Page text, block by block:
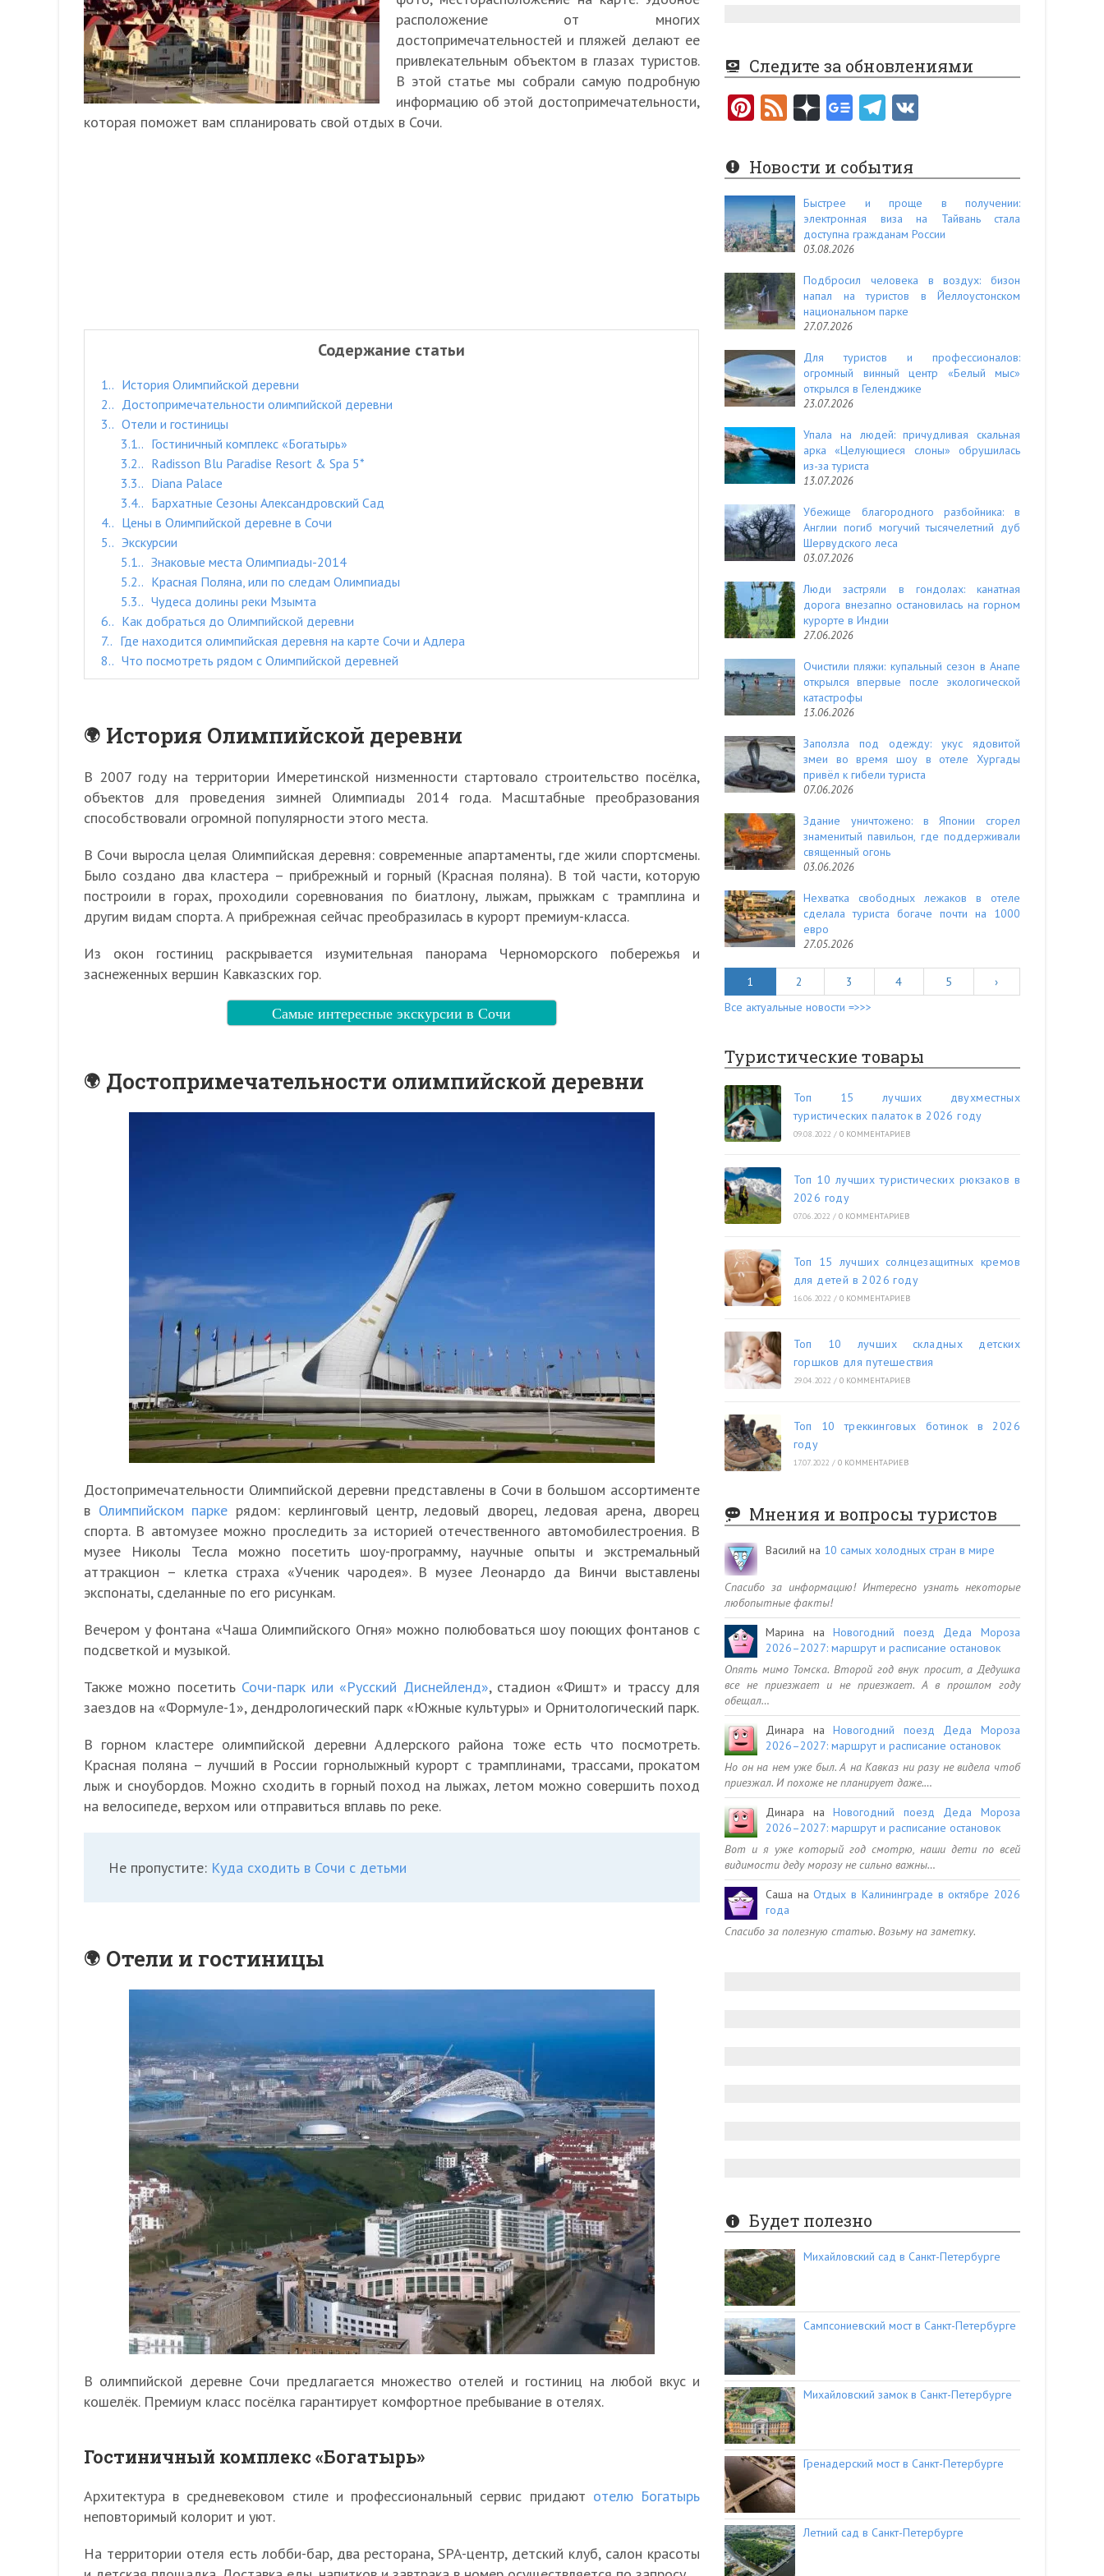
расположение от многих
достопримечательностей и пляжей делают ее
привлекательным объектом в глазах туристов.
В этой статье мы собрали самую подробную
информацию об этой достопримечательности,
которая поможет вам спланировать свой отдых в Сочи.
Содержание статьи
1.
История Олимпийской деревни
2.
Достопримечательности олимпийской деревни
3.
Отели и гостиницы
3.1.
Гостиничный комплекс «Богатырь»
3.2.
Radisson Blu Paradise Resort & Spa 5*
3.3.
Diana Palace
3.4.
Бархатные Сезоны Александровский Сад
4.
Цены в Олимпийской деревне в Сочи
5.
Экскурсии
5.1.
Знаковые места Олимпиады-2014
5.2.
Красная Поляна, или по следам Олимпиады
5.3.
Чудеса долины реки Мзымта
6.
Как добраться до Олимпийской деревни
7.
Где находится олимпийская деревня на карте Сочи и Адлера
8.
Что посмотреть рядом с Олимпийской деревней
История Олимпийской деревни
В 2007 году на территории Имеретинской низменности стартовало строительство посёлка,
объектов для проведения зимней Олимпиады 2014 года. Масштабные преобразования
способствовали огромной популярности этого места.
В Сочи выросла целая Олимпийская деревня: современные апартаменты, где жили спортсмены.
Было создано два кластера – прибрежный и горный (Красная поляна). В той части, которую
построили в горах, проходили соревнования по биатлону, лыжам, прыжкам с трамплина и
другим видам спорта. А прибрежная сейчас преобразилась в курорт премиум-класса.
Из окон гостиниц раскрывается изумительная панорама Черноморского побережья и
заснеженных вершин Кавказских гор.
Самые интересные экскурсии в Сочи
Достопримечательности олимпийской деревни
Достопримечательности Олимпийской деревни представлены в Сочи в большом ассортименте
в Олимпийском парке рядом: керлинговый центр, ледовый дворец, ледовая арена, дворец
спорта. В автомузее можно проследить за историей отечественного автомобилестроения. В
музее Николы Тесла можно посетить шоу-программу, научные опыты и экстремальный
аттракцион – клетка страха «Ученик чародея». В музее Леонардо да Винчи выставлены
экспонаты, сделанные по его рисункам.
Вечером у фонтана «Чаша Олимпийского Огня» можно полюбоваться шоу поющих фонтанов с
подсветкой и музыкой.
Также можно посетить Сочи-парк или «Русский Диснейленд», стадион «Фишт» и трассу для
заездов на «Формуле-1», дендрологический парк «Южные культуры» и Орнитологический парк.
В горном кластере олимпийской деревни Адлерского района тоже есть что посмотреть.
Красная поляна – лучший в России горнолыжный курорт с трамплинами, трассами, прокатом
лыж и сноубордов. Можно сходить в горный поход на лыжах, летом можно совершить поход
на велосипеде, верхом или отправиться вплавь по реке.
Не пропустите: Куда сходить в Сочи с детьми
Отели и гостиницы
В олимпийской деревне Сочи предлагается множество отелей и гостиниц на любой вкус и
кошелёк. Премиум класс посёлка гарантирует комфортное пребывание в отелях.
Гостиничный комплекс «Богатырь»
Архитектура в средневековом стиле и профессиональный сервис придают отелю Богатырь
неповторимый колорит и уют.
На территории отеля есть лобби-бар, два ресторана, SPA-центр, детский клуб, салон красоты
Следите за обновлениями
Pi
er
es
t
F
e
d
Новости и события
Быстрее и проще в получении:
электронная виза на Тайвань стала
доступна гражданам России
03.08.2026
Подбросил человека в воздух: бизон
напал на туристов в Йеллоустонском
национальном парке
27.07.2026
Для туристов и профессионалов:
огромный винный центр «Белый мыс»
открылся в Геленджике
23.07.2026
Упала на людей: причудливая скальная
арка «Целующиеся слоны» обрушилась
из-за туриста
13.07.2026
Убежище благородного разбойника: в
Англии погиб могучий тысячелетний дуб
Шервудского леса
03.07.2026
Люди застряли в гондолах: канатная
дорога внезапно остановилась на горном
курорте в Индии
27.06.2026
Очистили пляжи: купальный сезон в Анапе
открылся впервые после экологической
катастрофы
13.06.2026
Заползла под одежду: укус ядовитой
змеи во время шоу в отеле Хургады
привёл к гибели туриста
07.06.2026
Здание уничтожено: в Японии сгорел
знаменитый павильон, где поддерживали
священный огонь
03.06.2026
Нехватка свободных лежаков в отеле
сделала туриста богаче почти на 1000
евро
27.05.2026
1 2 3 4 5
›
Все актуальные новости =>>>
Туристические товары
Топ 15 лучших двухместных
туристических палаток в 2026 году
09.08.2022 / 0 КОММЕНТАРИЕВ
Топ 10 лучших туристических рюкзаков в
2026 году
07.06.2022 / 0 КОММЕНТАРИЕВ
Топ 15 лучших солнцезащитных кремов
для детей в 2026 году
16.06.2022 / 0 КОММЕНТАРИЕВ
Топ 10 лучших складных детских
горшков для путешествия
29.04.2022 / 0 КОММЕНТАРИЕВ
Топ 10 треккинговых ботинок в 2026
году
17.07.2022 / 0 КОММЕНТАРИЕВ
Мнения и вопросы туристов
Василий на 10 самых холодных стран в мире
Спасибо за информацию! Интересно узнать некоторые
любопытные факты!
Марина наНовогодний поезд Деда Мороза
2026–2027: маршрут и расписание остановок
Опять мимо Томска. Второй год внук просит, а Дедушка
все не приезжает и не приезжает. А в прошлом году
обещал…
Динара наНовогодний поезд Деда Мороза
2026–2027: маршрут и расписание остановок
Но он на нем уже был. А на Кавказ ни разу не видела чтоб
приезжал. И похоже не планирует даже.…
Динара наНовогодний поезд Деда Мороза
2026–2027: маршрут и расписание остановок
Вот и я уже который год смотрю, наши дети по всей
видимости деду морозу не сильно важны…
Саша наОтдых в Калининграде в октябре 2026
года
Спасибо за полезную статью. Возьму на заметку.
Будет полезно
Михайловский сад в Санкт-Петербурге
Сампсониевский мост в Санкт-Петербурге
Михайловский замок в Санкт-Петербурге
Гренадерский мост в Санкт-Петербурге
Летний сад в Санкт-Петербурге